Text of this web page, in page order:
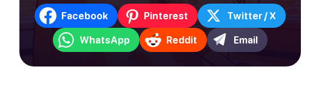
Facebook Pinterest Twitter / X
WhatsApp Reddit Email